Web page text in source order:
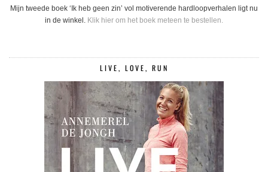
Mijn tweede boek ‘Ik heb geen zin’ vol motiverende hardloopverhalen ligt nu
in de winkel. Klik hier om het boek meteen te bestellen.
LIVE, LOVE, RUN